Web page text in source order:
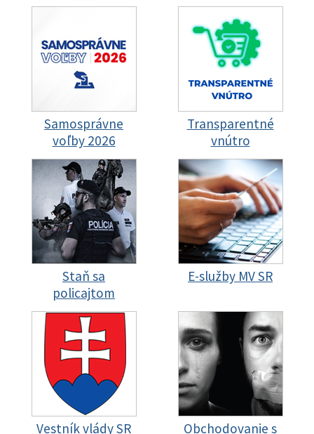
Samosprávne
voľby 2026
Transparentné
vnútro
Staň sa
policajtom
E-služby MV SR
Vestník vlády SR
Obchodovanie s